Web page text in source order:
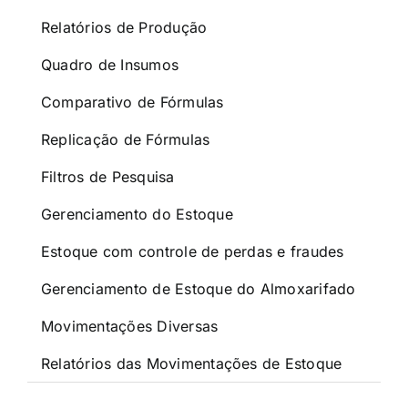
Relatórios de Produção
Quadro de Insumos
Comparativo de Fórmulas
Replicação de Fórmulas
Filtros de Pesquisa
Gerenciamento do Estoque
Estoque com controle de perdas e fraudes
Gerenciamento de Estoque do Almoxarifado
Movimentações Diversas
Relatórios das Movimentações de Estoque